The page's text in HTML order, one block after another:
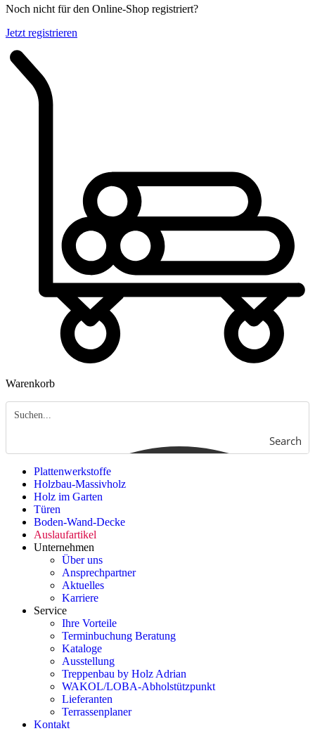
Noch nicht für den Online-Shop registriert?
Jetzt registrieren
Warenkorb
Search
Plattenwerkstoffe
Holzbau-Massivholz
Holz im Garten
Türen
Boden-Wand-Decke
Auslaufartikel
Unternehmen
Über uns
Ansprechpartner
Aktuelles
Karriere
Service
Ihre Vorteile
Terminbuchung Beratung
Kataloge
Ausstellung
Treppenbau by Holz Adrian
WAKOL/LOBA-Abholstützpunkt
Lieferanten
Terrassenplaner
Kontakt